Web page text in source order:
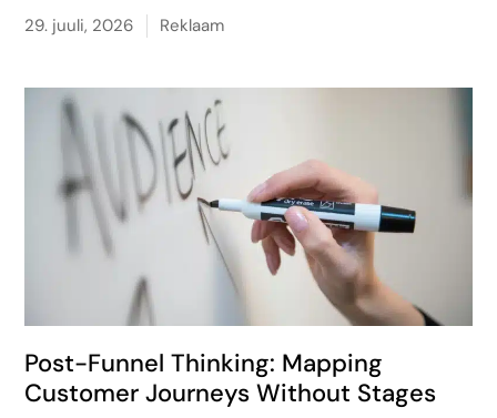
29. juuli, 2026 Reklaam
Post-Funnel Thinking: Mapping
Customer Journeys Without Stages